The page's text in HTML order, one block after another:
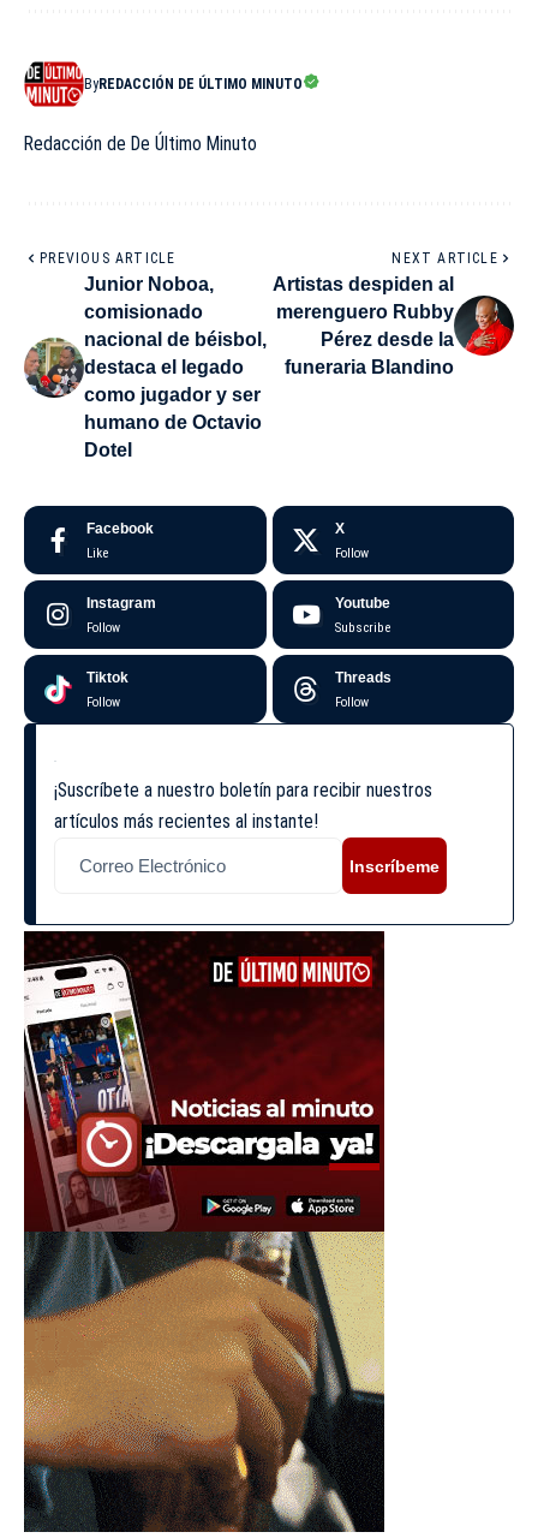
ByREDACCIÓN DE ÚLTIMO MINUTO
Redacción de De Último Minuto
PREVIOUS ARTICLE
Junior Noboa,
comisionado
nacional de béisbol,
destaca el legado
como jugador y ser
humano de Octavio
Dotel
NEXT ARTICLE
Artistas despiden al
merenguero Rubby
Pérez desde la
funeraria Blandino
Facebook
Like
X
Follow
Instagram
Follow
Youtube
Subscribe
Tiktok
Follow
Threads
Follow
¡Suscríbete a nuestro boletín para recibir nuestros
artículos más recientes al instante!
Inscríbeme